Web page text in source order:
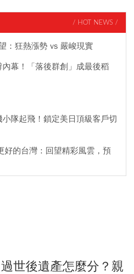
/ HOT NEWS /
：狂熱漲勢 vs 嚴峻現實
幕！「落後群創」成最後稻
隊起飛！鎖定美日頂級客戶切
好的台灣：回望精彩風雲，預
世後遺產怎麼分？親